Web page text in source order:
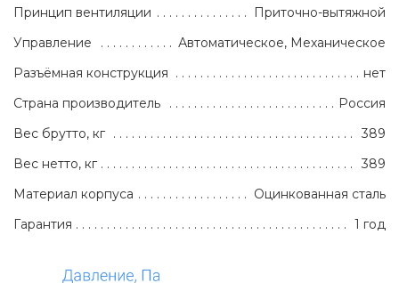
Принцип вентиляции
Приточно-вытяжной
Управление
Автоматическое, Механическое
Разъёмная конструкция
нет
Страна производитель
Россия
Вес брутто, кг
389
Вес нетто, кг
389
Материал корпуса
Оцинкованная сталь
Гарантия
1 год